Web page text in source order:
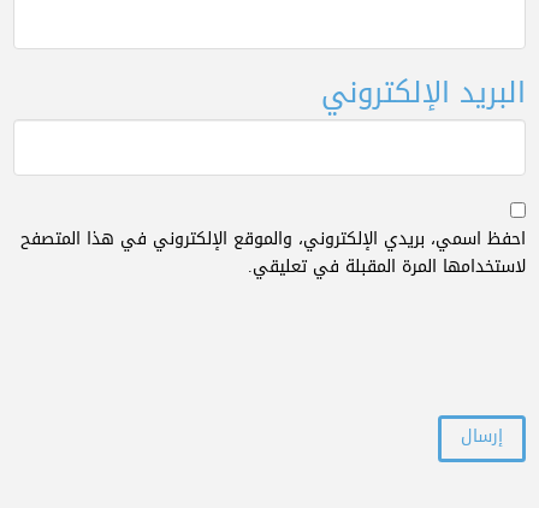
البريد الإلكتروني
احفظ اسمي، بريدي الإلكتروني، والموقع الإلكتروني في هذا المتصفح
لاستخدامها المرة المقبلة في تعليقي.